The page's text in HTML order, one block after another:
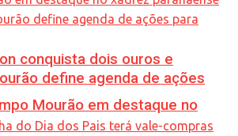
conquista dois ouros e
Mourão em destaque no
define agenda de ações